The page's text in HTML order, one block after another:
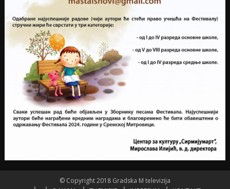
© Copyright 2018 Gradska M televizija